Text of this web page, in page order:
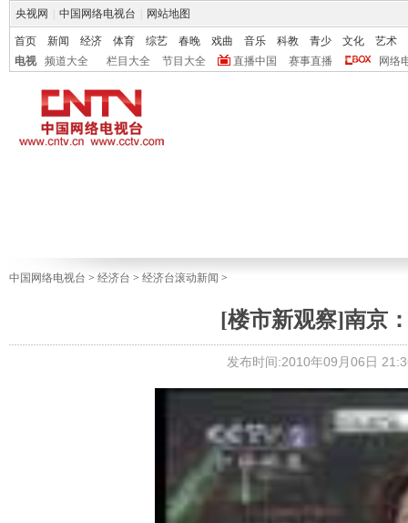
央视网 中国网络电视台 网站地图
首页 新闻 经济 体育 综艺 春晚 戏曲 音乐 科教 青少 文化
艺术
电视
频道大全 栏目大全 节目大全 直播中国 赛事直播 网络
中国网络电视台 > 经济台 > 经济台滚动新闻 >
[楼市新观察]南京
发布时间:2010年09月06日